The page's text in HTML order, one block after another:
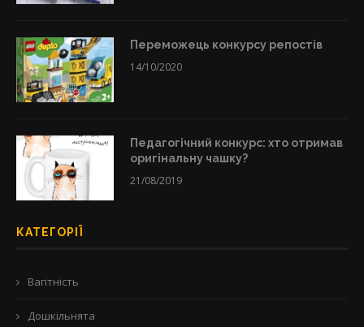
Переможець конкурсу репостів
14/10/2020
Педагогічний конкурс: хто отримав
оригінальну чашку?
21/08/2019
КАТЕГОРІЇ
Вагітність
Дошкільнята